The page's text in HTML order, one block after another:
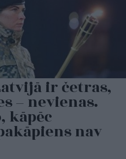
ir četras,
– nevienas.
kāpēc
nav